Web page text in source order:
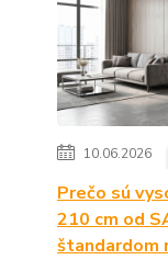
10.06.2026
Prečo sú
210 cm od
štandardom